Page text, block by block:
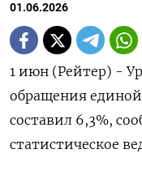
01.06.2026
1 июн (Рейтер) -
обращения
‌составил 6,3%,
статистическое